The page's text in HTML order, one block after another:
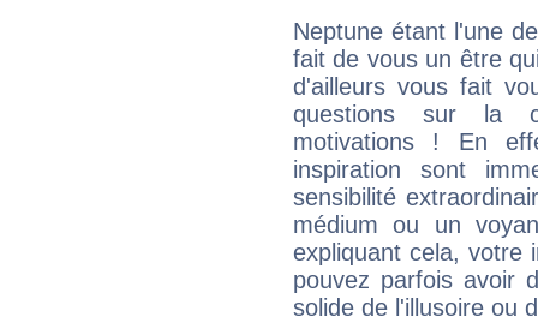
Neptune étant l'une
fait de vous un être
d'ailleurs vous fait
questions sur la
motivations ! En
inspiration sont
sensibilité
médium ou un
expliquant cela, votre
pouvez parfois avoir
solide de l'illusoire ou